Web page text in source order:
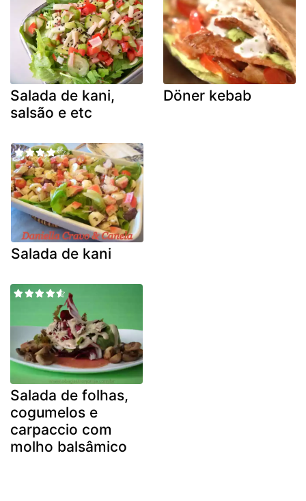
Salada de kani,
salsão e etc
Döner kebab
Salada de kani
Salada de folhas,
cogumelos e
carpaccio com
molho balsâmico